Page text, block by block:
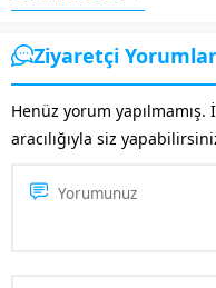
tanıtımının yapılması, sosyal
medyanın etkin olarak
kullanılması gibi özellikleri
gösteren diğer rakip...
Ziyaretçi
Henüz yorum
aracılığıyla siz